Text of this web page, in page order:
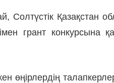
Қазақстан
грант конкурсына